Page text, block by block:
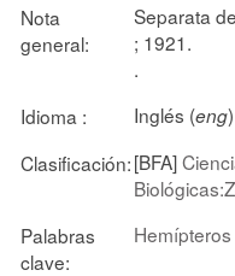
Nota
general:
Separata
; 1921.
.
Idioma :
Inglés (eng)
Clasificación:[BFA]
Palabras
clave:
Hemípteros